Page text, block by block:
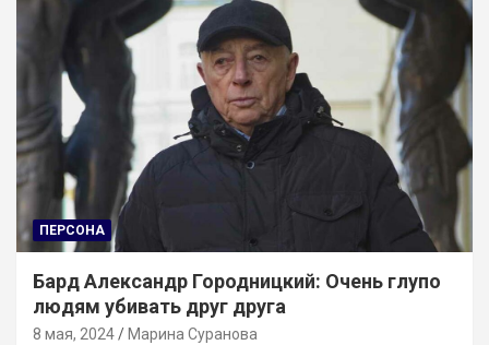
ПЕРСОНА
Бард Александр Городницкий: Очень глупо
людям убивать друг друга
8 мая, 2024 Марина Суранова